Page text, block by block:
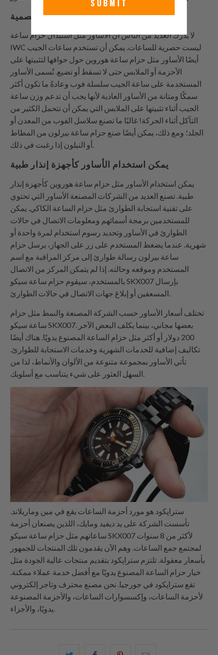
الأساور ليست فقط للساعات المعصمية
لا يدرك العديد من الناس أن الأساور مثل استبدال حزام ساعة
IWC ليست حصرية للساعات. يمكن أن تستخدم ساعات الجيب
أيضًا الأساور مثل حزام ساعة هوروين حول حوافها لتثبيتها على
الأحزمة أو الملابس حتى لا تسقط أو تضيع. تُسمى الأساور
المستخدمة على ساعة الجيب سلسلة فوب وعادةً ما تكون أكثر
سمكًا ومتانة من الأساور العادية لأنها يجب أن تدعم وزن ساعة
الجيب أثناء تثبيتها على الملابس التي يمكن أن تتحمل الكثير من
التآكل أثناء الحركة! غالبًا ما تصنع سلاسل الفوب من المعدن أو
الجلد؛ ومع ذلك، يمكن أيضًا صنع حزام ساعة بيرلون من المطاط
أو النيلون إذا رغبت في ذلك.
يمكن استخدام الأساور كأجهزة إنذار طبية
يمكن استخدام الأساور مثل حزام ساعة هوروين كأجهزة إنذار
طبية. تصنع العديد من الشركات المصنعة الأساور التي تحتوي
على تقنية استجابة الطوارئ مثل حزام الساعة الكاكي. يمكن
للمستخدمين برمجة أسمائهم ومعلومات الاتصال في حالات
الطوارئ في الأساور وتحديد رسوم استخدام لمرة واحدة أو
شهرية. عندما يضغط المستخدم على زر على الجهاز، يرسل حزام
ساعة بيرلون رسالة طوارئ إلى مركز المراقبة مع اسم
المستخدم وموقعه وحالته. إذا لم يتمكن المركز من الاتصال
بالمستخدم، سيقوم حزام ساعة سيكو SKX007 بإرسال
تختلف أسعار الأساور حسب الشركة المصنعة والنمط مثل حزام
ساعة سيكو SKX007. بعضها مجاني، بينما يكلف البعض الآخر
200 دولار أو أكثر مثل حزام الساعة المصنوع يدويًا. هناك أيضًا
تكاليف إضافية للخدمات الشهرية وخدمات الاستجابة للطوارئ.
تأتي الأساور بمجموعة متنوعة من الألوان والأنماط، لذا من
ستراپكود هو مورد أحزمة الساعات يقع في مين وماريلاند.
تأسست الشركة على يد ديفيد ومايك، اللذين يصنعان أحزمة
ساعاتهم مثل حزام ساعة سيكو SKX007 لأكثر من 8 سنوات
لمجتمع جمع الساعات. وهم الآن يقدمون تلك المنتجات للجمهور
بأسعار معقولة. تلتزم ستراپكود بتقديم منتجات عالية الجودة مثل
خيار حزام الساعة المصنوع يدويًا مع أفضل خدمة عملاء ممكنة.
تقع ستراپكود في جورجيا. نحن مصنع محترف وتاجر إلكتروني
لأحزمة الساعات، وإكسسوارات الساعات، والأحزمة المصنوعة
يدويًا، والأجزاء.
SUBMIT